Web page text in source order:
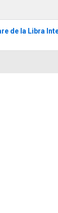
de la Libra